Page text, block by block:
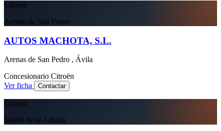
Citroën
Arenas de San Pedro
AUTOS MACHOTA, S.L.
Arenas de San Pedro , Ávila
Concesionario Citroën
Ver ficha
Contactar
Citroën
Sotillo de la Adrada